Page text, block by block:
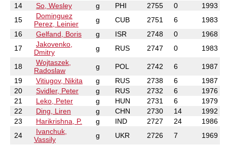
14
So, Wesley g PHI 2755 0
1993
15
Dominguez
Perez, Leinier
g CUB 2751 6
1983
16
Gelfand, Boris g ISR 2748 0
1968
17
Jakovenko,
Dmitry
g RUS 2747 0 1983
18
Wojtaszek,
Radoslaw
g POL 2742 6
1987
19
Vitiugov, Nikita g RUS 2738 6
1987
20
Svidler, Peter g RUS 2732 6
1976
21
Leko, Peter g HUN 2731 6
1979
22
Ding, Liren g CHN 2730 14
1992
23
Harikrishna, P. g IND 2727 24
1986
24
Ivanchuk,
Vassily
g UKR 2726 7 1969